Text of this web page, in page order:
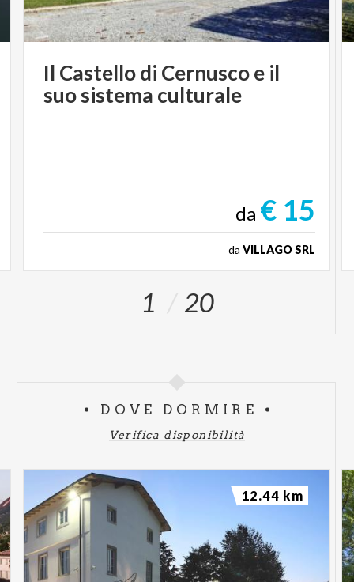
Il Castellodi Cernuscoe il
suosistema culturale
da € 15
da VILLAGO SRL
1 20
DOVE DORMIRE
Verifica disponibilità
12.44 km